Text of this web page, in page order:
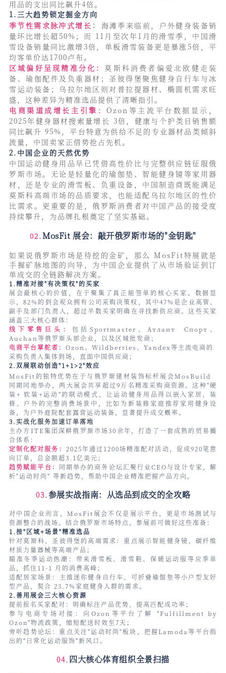
用品的支出同比飙升4倍。
1.三大趋势锁定掘金方向
季节性需求脉冲式增长 ：
海滩季来临前，户外健身装备销
量环比增长超50%；而 11月至次年1月的滑雪季，中国滑
雪设备销量同比激增3倍，单板滑雪装备更是暴涨5倍，平
均客单价达1700卢布。
区域偏好呈现精准分化： 莫斯科消费者偏爱北欧健走 装
备、瑜伽配件及负重器材；圣彼得堡聚焦健身自行车与冰
雪运动装备；乌拉尔地区则对普拉提器材、椭圆机需求旺
盛，这种差异为精准选品提供了清晰指引。
电商渠道成增长主引擎：Ozon等 主流平台数据显示，
2025年健身器材搜索量增长 3倍，健康与个护类目销售额
同比飙升 95%，平台特意为供给不足的专业器材品类倾斜
流量，中国卖家正借势抢占先机。
2.中国企业的天然优势
中国运动健身用品早已凭借高性价比与完整供应链征服俄
罗斯市场。无论是轻量化的瑜伽垫、智能健身镜等家用器
材，还是专业的滑雪板、负重设备，中国制造商既能满足
莫斯科高端市场的品质要求，也能适配乌拉尔地区的性价
比需求。更重要的是，俄罗斯消费者对中国产品的接受度
持续攀升，为品牌扎根奠定了坚实基础。
02.MosFit 展会： 敲开俄罗斯市场的"金钥匙"
如果说俄罗斯市场是待挖的金矿，那么 MosFit特展就是
手握矿脉地图的向导，为中国企业提供了从市场验证到订
单成交的全链路解决方案。
1.精准对接"有决策权"的买家
展会最核心的价值，在于聚集了真正能签单的核心买家。数据显
示，82%的到会观众拥有公司采购决策权，其中47%是企业高管、
副手及部门负责人，超过半数买家明确在寻找新供应商。这些买家
涵盖三大核心群体：
线下零售巨头： 包括Sportmaster、Атлант Спорт、
Auchan等俄罗斯头部企业，以及区域批发商；
电商平台掌舵者： Ozon、 Wildberries、 Yandex等主流电商的
采购负责人集体到场，直面中国供应商；
2.双展联动创造"1+1>2"效应
MosFit的独特优势在于与俄罗斯建材装饰标杆展会MosBuild
同期同地举办，两大展会共享超过9万名精准采购商资源。这种"硬
装+ 软装+运动"的联动模式，让运动健身用品得以嵌入家居、装
修、户外的完整消费场景中，比如为新装修家庭推荐家用健身设
备，为户外庭院配套露营运动装备，显著提升成交概率。
3.实战化服务加速订单落地
主办方ITE集团深耕俄罗斯市场30余年，打造了一套成熟的贸易撮
合体系：
定制化配对服务： 2025年通过1200场精准配对活动，促成920笔意
向订单，总金额超3.1亿美元；
趋势赋能平台： 同期举办的商务论坛汇聚行业CEO与设计专家，解
析"运动时尚" 等新趋势，帮助中国企业精准把握产品方向。
03.参展实战指南： 从选品到成交的全攻略
对中国企业而言，MosFit展会不仅是展示平台，更是市场测试与
资源整合的战场。结合俄罗斯市场特点，参展前可做好这些准备：
1.按"区域+场景"精准选品
针对莫斯科、圣彼得堡的高端需求：重点展示智能健身镜、碳纤维
材质力量器械等高端产品；
瞄准冬季运动热潮：带来滑雪板、滑雪鞋、保暖运动服等应季单
品，抓住11-1 月的消费高峰；
适配居家场景：主推迷你健身自行车、可折叠瑜伽垫等小户型友好
型产品，契合 23.7%家庭健身人群的需求。
2.善用展会三大核心资源
提前报名买家配对：明确标注产品优势，提高匹配成功率；
参与电商专场对接：向Ozon等平台了解 "Fulfillment by
Ozon"物流政策，缩短配送时效至7天；
旁听趋势论坛：重点关注"运动时尚"板块，把握Lamoda等平台指
出的"日常化运动服饰"新风口。
04. 四大核心体育组织全景扫描